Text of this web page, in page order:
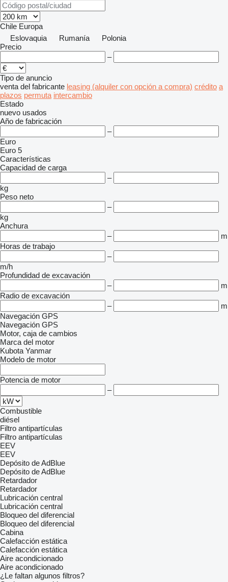
Chile Europa
Eslovaquia
Rumanía
Polonia
Precio
–
Tipo de anuncio
venta del fabricante leasing (alquiler con opción a compra) crédito a
plazos permuta intercambio
Estado
nuevo usados
Año de fabricación
–
Euro
Euro 5
Características
Capacidad de carga
–
kg
Peso neto
–
kg
Anchura
–
m
Horas de trabajo
–
m/h
Profundidad de excavación
–
m
Radio de excavación
–
m
Navegación GPS
Navegación GPS
Motor, caja de cambios
Marca del motor
Kubota Yanmar
Modelo de motor
Potencia de motor
–
Combustible
diésel
Filtro antipartículas
Filtro antipartículas
EEV
EEV
Depósito de AdBlue
Depósito de AdBlue
Retardador
Retardador
Lubricación central
Lubricación central
Bloqueo del diferencial
Bloqueo del diferencial
Cabina
Calefacción estática
Calefacción estática
Aire acondicionado
Aire acondicionado
¿Le faltan algunos filtros?